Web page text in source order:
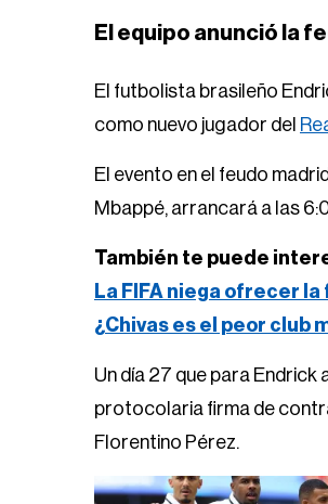
El equipo anunció la
El futbolista brasileño
como nuevo jugador del
El evento en el feudo
Mbappé, arrancará a las
También te puede
La FIFA niega ofrecer
¿Chivas es el peor club
Un día 27 que para
protocolaria firma de
Florentino Pérez.